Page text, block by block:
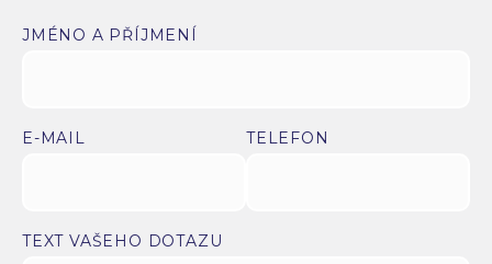
JMÉNO A PŘÍJMENÍ
E-MAIL TELEFON
TEXT VAŠEHO DOTAZU